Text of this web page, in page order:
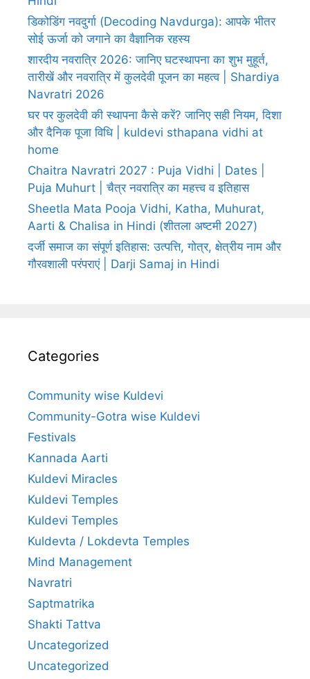
डिकोडिंग नवदुर्गा (Decoding Navdurga): आपके भीतर
सोई ऊर्जा को जगाने का वैज्ञानिक रहस्य
शारदीय नवरात्रि 2026: जानिए घटस्थापना का शुभ मुहूर्त,
तारीखें और नवरात्रि में कुलदेवी पूजन का महत्व | Shardiya
Navratri 2026
घर पर कुलदेवी की स्थापना कैसे करें? जानिए सही नियम, दिशा
और दैनिक पूजा विधि | kuldevi sthapana vidhi at
home
Chaitra Navratri 2027 : Puja Vidhi | Dates |
Puja Muhurt | चैत्र नवरात्रि का महत्त्व व इतिहास
Sheetla Mata Pooja Vidhi, Katha, Muhurat,
Aarti & Chalisa in Hindi (शीतला अष्टमी 2027)
दर्जी समाज का संपूर्ण इतिहास: उत्पत्ति, गोत्र, क्षेत्रीय नाम और
गौरवशाली परंपराएं | Darji Samaj in Hindi
Categories
Community wise Kuldevi
Community-Gotra wise Kuldevi
Festivals
Kannada Aarti
Kuldevi Miracles
Kuldevi Temples
Kuldevi Temples
Kuldevta / Lokdevta Temples
Mind Management
Navratri
Saptmatrika
Shakti Tattva
Uncategorized
Uncategorized